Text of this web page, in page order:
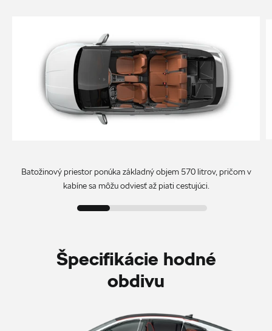
Batožinový priestor ponúka základný objem 570 litrov, pričom v
kabíne sa môžu odviesť až piati cestujúci.
Špecifikácie hodné
obdivu